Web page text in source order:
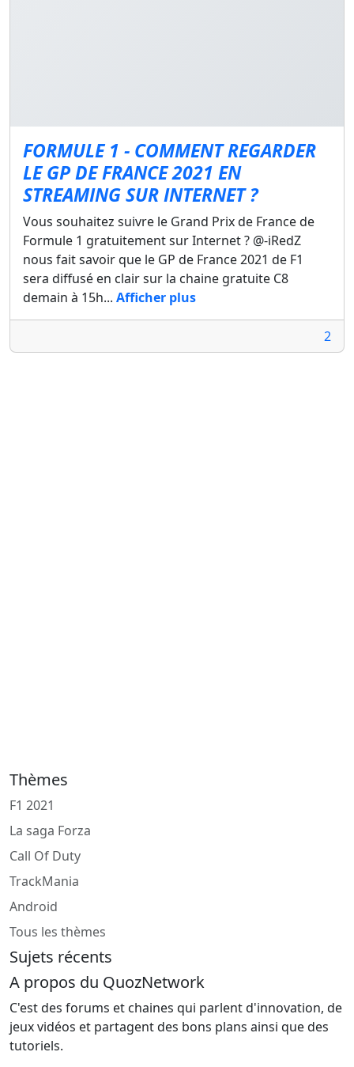
FORMULE 1 - COMMENT REGARDER
LE GP DE FRANCE 2021 EN
STREAMING SUR INTERNET ?
Vous souhaitez suivre le Grand Prix de France de
Formule 1 gratuitement sur Internet ? @-iRedZ
nous fait savoir que le GP de France 2021 de F1
sera diffusé en clair sur la chaine gratuite C8
demain à 15h... Afficher plus
2
Thèmes
F1 2021
La saga Forza
Call Of Duty
TrackMania
Android
Tous les thèmes
Sujets récents
A propos du QuozNetwork
C'est des forums et chaines qui parlent d'innovation, de
jeux vidéos et partagent des bons plans ainsi que des
tutoriels.